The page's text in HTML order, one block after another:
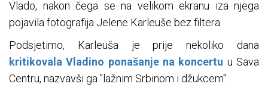
Vlado, nakon čega se na velikom ekranu iza njega
pojavila fotografija Jelene Karleuše bez filtera.
Podsjetimo, Karleuša je prije nekoliko dana
kritikovala Vladino ponašanje na koncertu u Sava
Centru, nazvavši ga "lažnim Srbinom i džukcem".